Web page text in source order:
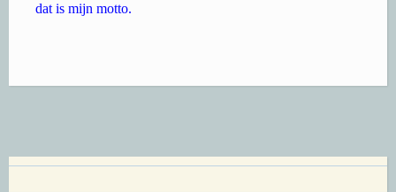
dat is mijn motto.